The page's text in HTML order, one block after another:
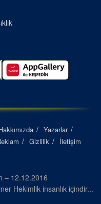
Yazarlar
Gizlilik İletişim
– 12.12.2016
Hekimlik insanlık içindir...